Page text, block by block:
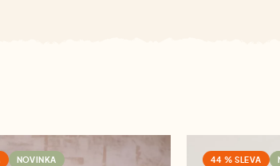
NOVINKA 44 % SLEVA